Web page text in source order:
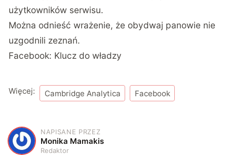
użytkowników serwisu.
Można odnieść wrażenie, że obydwaj panowie nie
uzgodnili zeznań.
Facebook: Klucz do władzy
Więcej: Cambridge Analytica Facebook
M
NAPISANE PRZEZ
Monika Mamakis
Redaktor